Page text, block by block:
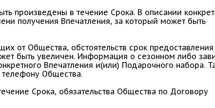
произведены в течение Срока. В описании
получения Впечатления, за который может быть
от Общества, обстоятельств срок предоставления
быть увеличен. Информация о сезонном либо
Впечатления и(или) Подарочного набора.
Общества.
Срока, обязательства Общества по Договору